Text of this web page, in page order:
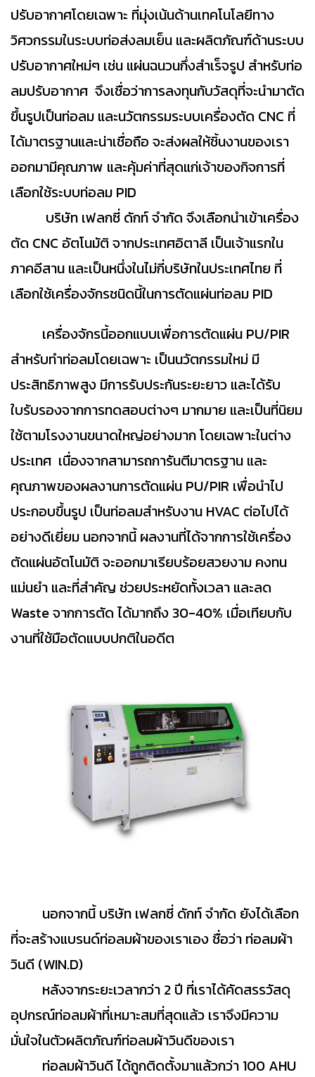
ปรับอากาศโดยเฉพาะ ที่มุ่งเน้นด้านเทคโนโลยีทาง
วิศวกรรมในระบบท่อส่งลมเย็น และผลิตภัณฑ์ด้านระบบ
ปรับอากาศใหม่ๆ เช่น แผ่นฉนวนกึ่งสำเร็จรูป สำหรับท่อ
ลมปรับอากาศ จึงเชื่อว่าการลงทุนกับวัสดุที่จะนำมาตัด
ขึ้นรูปเป็นท่อลม และนวัตกรรมระบบเครื่องตัด CNC ที่
ได้มาตรฐานและน่าเชื่อถือ จะส่งผลให้ชิ้นงานของเรา
ออกมามีคุณภาพ และคุ้มค่าที่สุดแก่เจ้าของกิจการที่
เลือกใช้ระบบท่อลม PID
บริษัท เฟลกซี่ ดักท์ จำกัด จึงเลือกนำเข้าเครื่อง
ตัด CNC อัตโนมัติ จากประเทศอิตาลี เป็นเจ้าแรกใน
ภาคอีสาน และเป็นหนึ่งในไม่กี่บริษัทในประเทศไทย ที่
เลือกใช้เครื่องจักรชนิดนี้ในการตัดแผ่นท่อลม PID
เครื่องจักรนี้ออกแบบเพื่อการตัดแผ่น PU/PIR
สำหรับทำท่อลมโดยเฉพาะ เป็นนวัตกรรมใหม่ มี
ประสิทธิภาพสูง มีการรับประกันระยะยาว และได้รับ
ใบรับรองจากการทดสอบต่างๆ มากมาย และเป็นที่นิยม
ใช้ตามโรงงานขนาดใหญ่อย่างมาก โดยเฉพาะในต่าง
ประเทศ เนื่องจากสามารถการันตีมาตรฐาน และ
คุณภาพของผลงานการตัดแผ่น PU/PIR เพื่อนำไป
ประกอบขึ้นรูป เป็นท่อลมสำหรับงาน HVAC ต่อไปได้
อย่างดีเยี่ยม นอกจากนี้ ผลงานที่ได้จากการใช้เครื่อง
ตัดแผ่นอัตโนมัติ จะออกมาเรียบร้อยสวยงาม คงทน
แม่นยำ และที่สำคัญ ช่วยประหยัดทั้งเวลา และลด
Waste จากการตัด ได้มากถึง 30-40% เมื่อเทียบกับ
งานที่ใช้มือตัดแบบปกติในอดีต
นอกจากนี้ บริษัท เฟลกซี่ ดักท์ จำกัด ยังได้เลือก
ที่จะสร้างแบรนด์ท่อลมผ้าของเราเอง ชื่อว่า ท่อลมผ้า
วินดี (WIN.D)
หลังจากระยะเวลากว่า 2 ปี ที่เราได้คัดสรรวัสดุ
อุปกรณ์ท่อลมผ้าที่เหมาะสมที่สุดแล้ว เราจึงมีความ
มั่นใจในตัวผลิตภัณฑ์ท่อลมผ้าวินดีของเรา
ท่อลมผ้าวินดี ได้ถูกติดตั้งมาแล้วกว่า 100 AHU